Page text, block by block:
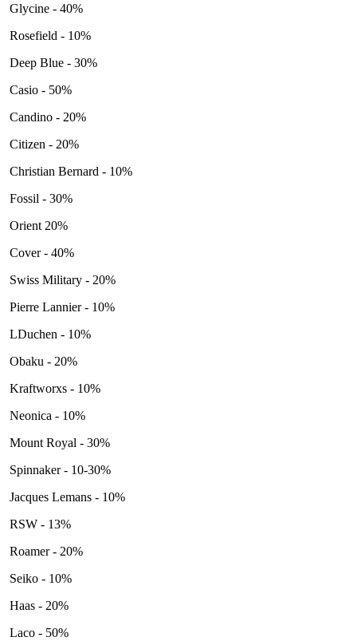
Glycine - 40%
Rosefield - 10%
Deep Blue - 30%
Casio - 50%
Candino - 20%
Citizen - 20%
Christian Bernard - 10%
Fossil - 30%
Orient 20%
Cover - 40%
Swiss Military - 20%
Pierre Lannier - 10%
LDuchen - 10%
Obaku - 20%
Kraftworxs - 10%
Neonica - 10%
Mount Royal - 30%
Spinnaker - 10-30%
Jacques Lemans - 10%
RSW - 13%
Roamer - 20%
Seiko - 10%
Haas - 20%
Laco - 50%